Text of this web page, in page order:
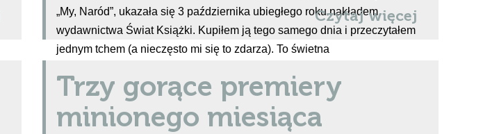
„My, Naród”, ukazała się 3 października ubiegłego roku nakładem
wydawnictwa Świat Książki. Kupiłem ją tego samego dnia i przeczytałem
jednym tchem (a nieczęsto mi się to zdarza). To świetna
Czytaj więcej
Trzy gorące premiery
minionego miesiąca